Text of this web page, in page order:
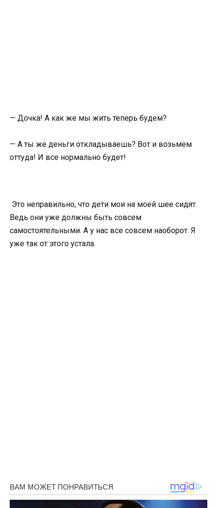
— Дочка! А как же мы жить теперь будем?
— А ты же деньги откладываешь? Вот и возьмем
оттуда! И все нормально будет!
Это неправильно, что дети мои на моей шее сидят.
Ведь они уже должны быть совсем
самостоятельными. А у нас все совсем наоборот. Я
уже так от этого устала.